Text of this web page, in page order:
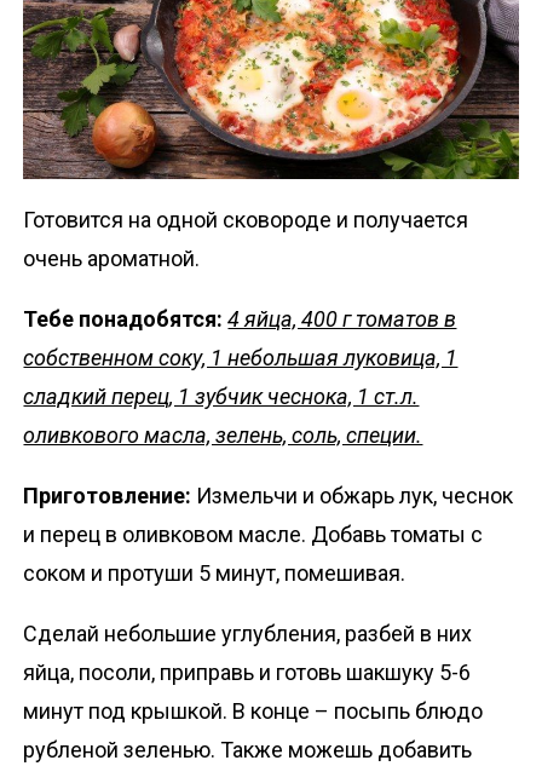
Готовится на одной сковороде и получается
очень ароматной.
Тебе понадобятся:4 яйца, 400 г томатов в
собственном соку, 1 небольшая луковица, 1
сладкий перец, 1 зубчик чеснока, 1 ст.л.
оливкового масла, зелень, соль, специи.
Приготовление: Измельчи и обжарь лук, чеснок
и перец в оливковом масле. Добавь томаты с
соком и протуши 5 минут, помешивая.
Сделай небольшие углубления, разбей в них
яйца, посоли, приправь и готовь шакшуку 5-6
минут под крышкой. В конце – посыпь блюдо
рубленой зеленью. Также можешь добавить